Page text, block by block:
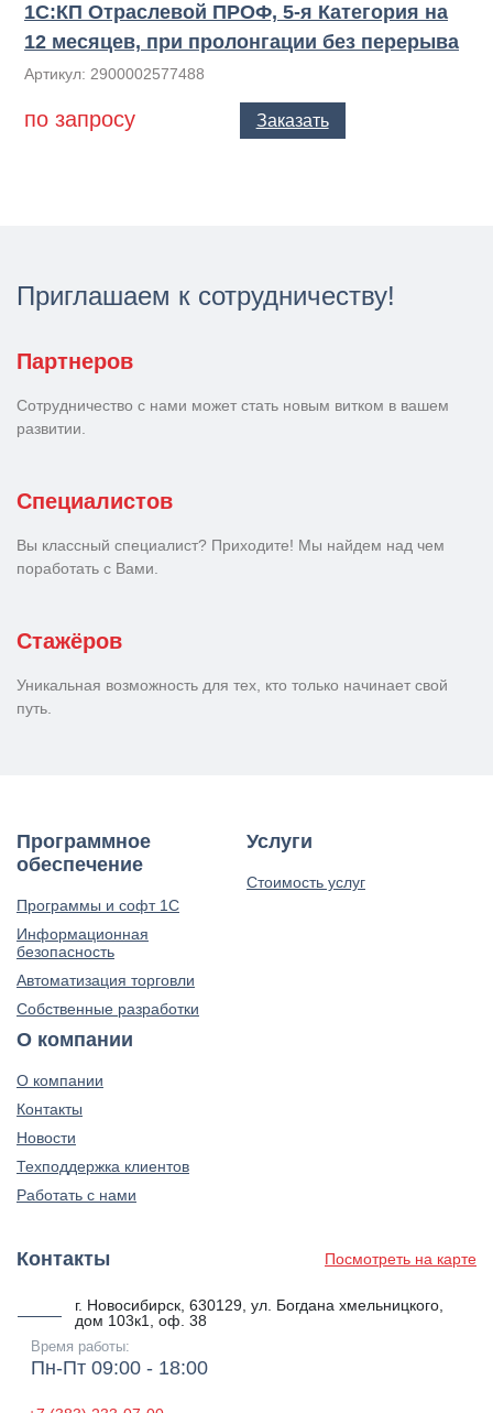
1С:КП Отраслевой ПРОФ, 5-я Категория на
12 месяцев, при пролонгации без перерыва
Артикул: 2900002577488
по запросу Заказать
Приглашаем к сотрудничеству!
Партнеров
Сотрудничество с нами может стать новым витком в вашем
развитии.
Специалистов
Вы классный специалист? Приходите! Мы найдем над чем
поработать с Вами.
Стажёров
Уникальная возможность для тех, кто только начинает свой
путь.
Программное
обеспечение
Программы и софт 1С
Информационная
безопасность
Автоматизация торговли
Собственные разработки
Услуги
Стоимость услуг
О компании
О компании
Контакты
Новости
Техподдержка клиентов
Работать с нами
Контакты
г. Новосибирск, 630129, ул. Богдана хмельницкого,
дом 103к1, оф. 38
Время работы:
Пн-Пт 09:00 - 18:00
Посмотреть на карте